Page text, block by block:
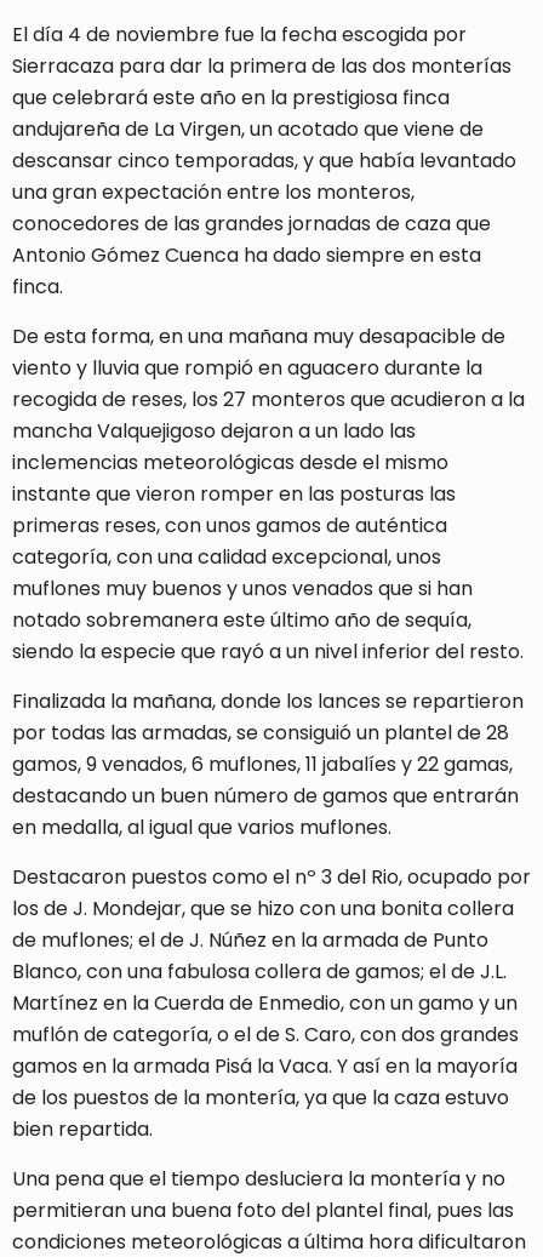
El día 4 de noviembre fue la fecha escogida por
Sierracaza para dar la primera de las dos monterías
que celebrará este año en la prestigiosa finca
andujareña de La Virgen, un acotado que viene de
descansar cinco temporadas, y que había levantado
una gran expectación entre los monteros,
conocedores de las grandes jornadas de caza que
Antonio Gómez Cuenca ha dado siempre en esta
finca.
De esta forma, en una mañana muy desapacible de
viento y lluvia que rompió en aguacero durante la
recogida de reses, los 27 monteros que acudieron a la
mancha Valquejigoso dejaron a un lado las
inclemencias meteorológicas desde el mismo
instante que vieron romper en las posturas las
primeras reses, con unos gamos de auténtica
categoría, con una calidad excepcional, unos
muflones muy buenos y unos venados que si han
notado sobremanera este último año de sequía,
siendo la especie que rayó a un nivel inferior del resto.
Finalizada la mañana, donde los lances se repartieron
por todas las armadas, se consiguió un plantel de 28
gamos, 9 venados, 6 muflones, 11 jabalíes y 22 gamas,
destacando un buen número de gamos que entrarán
en medalla, al igual que varios muflones.
Destacaron puestos como el nº 3 del Rio, ocupado por
los de J. Mondejar, que se hizo con una bonita collera
de muflones; el de J. Núñez en la armada de Punto
Blanco, con una fabulosa collera de gamos; el de J.L.
Martínez en la Cuerda de Enmedio, con un gamo y un
muflón de categoría, o el de S. Caro, con dos grandes
gamos en la armada Pisá la Vaca. Y así en la mayoría
de los puestos de la montería, ya que la caza estuvo
bien repartida.
Una pena que el tiempo desluciera la montería y no
permitieran una buena foto del plantel final, pues las
condiciones meteorológicas a última hora dificultaron